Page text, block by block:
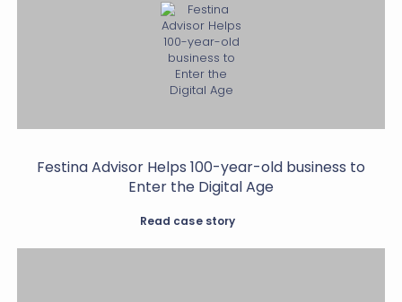
Festina Advisor Helps 100-year-old business to
Enter the Digital Age
Read case story